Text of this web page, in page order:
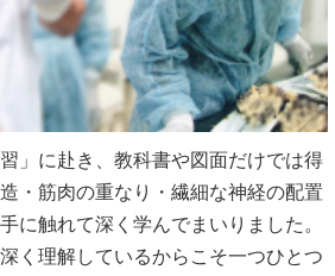
」に赴き、教科書や図面だけでは得
・筋肉の重なり・繊細な神経の配置
に触れて深く学んでまいりました。
く理解しているからこそ一つひとつ